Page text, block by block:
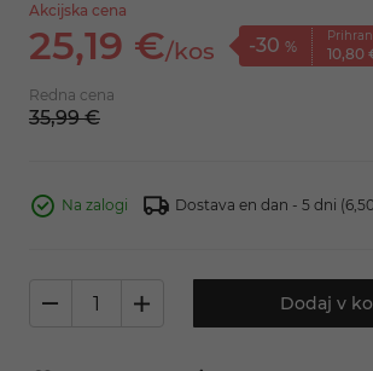
Akcijska cena
25,19 €/kos -30 % 10,80
Redna cena
35,99 €
Na zalogi Dostava en dan - 5 dni
Dodaj v